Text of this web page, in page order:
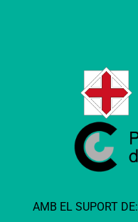
AMB EL SUPORT DE: